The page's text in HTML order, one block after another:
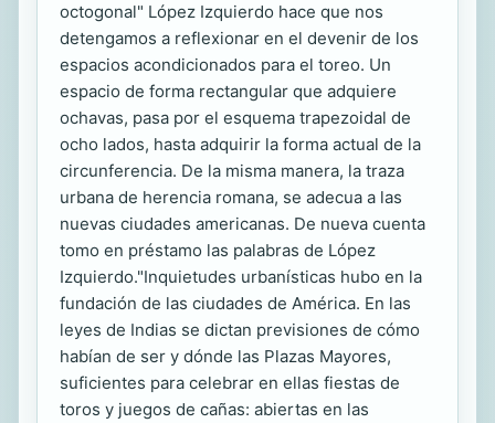
octogonal" López Izquierdo hace que nos
detengamos a reflexionar en el devenir de los
espacios acondicionados para el toreo. Un
espacio de forma rectangular que adquiere
ochavas, pasa por el esquema trapezoidal de
ocho lados, hasta adquirir la forma actual de la
circunferencia. De la misma manera, la traza
urbana de herencia romana, se adecua a las
nuevas ciudades americanas. De nueva cuenta
tomo en préstamo las palabras de López
Izquierdo."Inquietudes urbanísticas hubo en la
fundación de las ciudades de América. En las
leyes de Indias se dictan previsiones de cómo
habían de ser y dónde las Plazas Mayores,
suficientes para celebrar en ellas fiestas de
toros y juegos de cañas: abiertas en las